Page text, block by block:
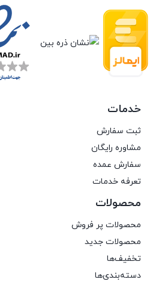
خدمات
ثبت سفارش
مشاوره رایگان
سفارش عمده
تعرفه خدمات
محصولات
محصولات پر فروش
محصولات جدید
تخفیف‌ها
دسته‌بندی‌ها